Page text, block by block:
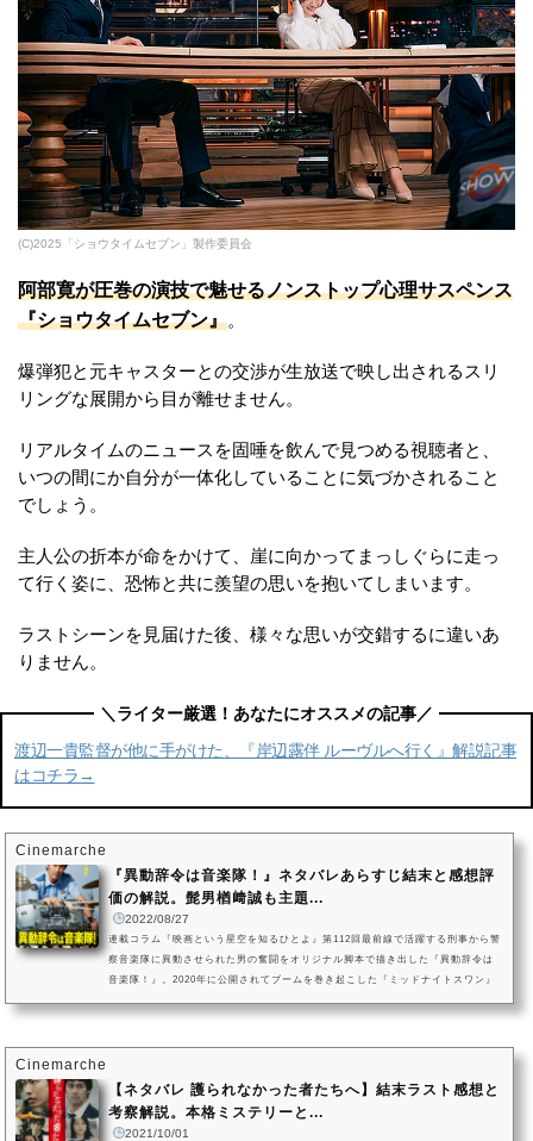
(C)2025「ショウタイムセブン」製作委員会
阿部寛が圧巻の演技で魅せるノンストップ心理サスペンス
『ショウタイムセブン』。
爆弾犯と元キャスターとの交渉が生放送で映し出されるスリ
リングな展開から目が離せません。
リアルタイムのニュースを固唾を飲んで見つめる視聴者と、
いつの間にか自分が一体化していることに気づかされること
でしょう。
主人公の折本が命をかけて、崖に向かってまっしぐらに走っ
て行く姿に、恐怖と共に羨望の思いを抱いてしまいます。
ラストシーンを見届けた後、様々な思いが交錯するに違いあ
りません。
渡辺一貴監督が他に手がけた、『岸辺露伴 ルーヴルへ行く』解説記事
はコチラ→
Cinemarche
『異動辞令は音楽隊！』ネタバレあらすじ結末と感想評
価の解説。髭男楢﨑誠も主題...
2022/08/27
連載コラム『映画という星空を知るひとよ』第112回最前線で活躍する刑事から警
察音楽隊に異動させられた男の奮闘をオリジナル脚本で描き出した『異動辞令は
音楽隊！』。2020年に公開されてブームを巻き起こした『ミッドナイトスワン』
Cinemarche
【ネタバレ 護られなかった者たちへ】結末ラスト感想と
考察解説。本格ミステリーと...
2021/10/01